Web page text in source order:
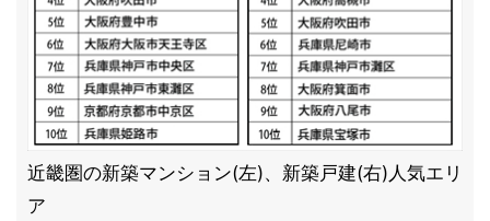
近畿圏の新築マンション(左)、新築戸建(右)人気エリ
ア